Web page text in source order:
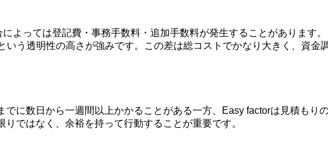
よっては登記費・事務手数料・追加手数料が発生することがあります。
う透明性の高さが強みです。この差は総コストでかなり大きく、資金
に数日から一週間以上かかることがある一方、Easy factorは見積もり
ではなく、余裕を持って行動することが重要です。